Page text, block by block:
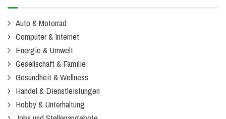
Auto & Motorrad
Computer & Internet
Energie & Umwelt
Gesellschaft & Familie
Gesundheit & Wellness
Handel & Dienstleistungen
Hobby & Unterhaltung